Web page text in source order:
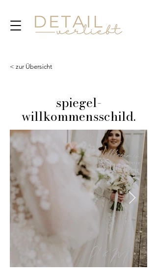
< zur Übersicht
spiegel-
willkommensschild.